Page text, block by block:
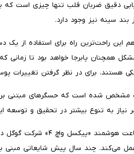
دقیق ضربان قلب تنها چیزی است که
بند سینه نیز وجود دارد.
هم این راحت‌ترین راه برای استفاده از
همچنان پابرجا خواهد بود تا
هستند، برای در نظر گرفتن تغییرات
شده است که حسگرهای مبتنی بر نور
نیاز به تنوع بیشتر در تحقیق و توسعه
گفته می‌شود ساعت
می‌کند. چند سال پیش شایعاتی مبنی